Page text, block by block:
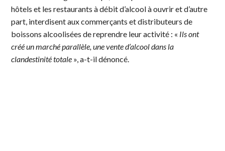
hôtels et les restaurants à débit d’alcool à ouvrir et d’autre
part, interdisent aux commerçants et distributeurs de
boissons alcoolisées de reprendre leur activité : « Ils ont
créé un marché parallèle, une vente d’alcool dans la
clandestinité totale », a-t-il dénoncé.